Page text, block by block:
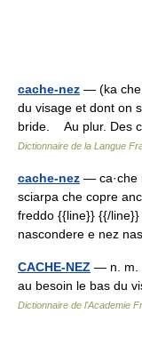
cache-nez — (ka che
du visage et dont on
bride. Au plur. Des
Dictionnaire de la Langue
cache-nez — ca·che
sciarpa che copre
freddo {{line}} {{/
nascondere e nez
CACHE-NEZ — n. m.
au besoin le bas du
Dictionnaire de l'Academie